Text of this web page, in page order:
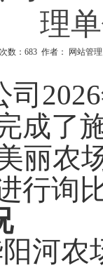
理
数： 683 作者： 网站管
司
成了
丽农
行询
河农